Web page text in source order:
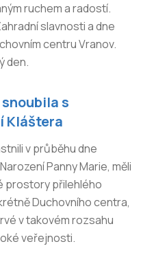
ruchem a radostí.
slavnosti a dne
centru Vranov.
den.
s
Kláštera
v průběhu dne
Panny Marie, měli
prostory přilehlého
Duchovního centra,
v takovém rozsahu
veřejnosti.